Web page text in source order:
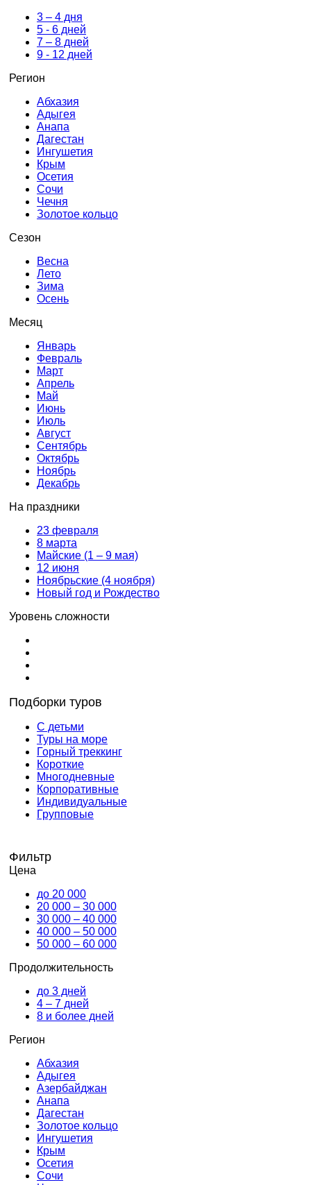
3 – 4 дня
5 - 6 дней
7 – 8 дней
9 - 12 дней
Регион
Абхазия
Адыгея
Анапа
Дагестан
Ингушетия
Крым
Осетия
Сочи
Чечня
Золотое кольцо
Сезон
Весна
Лето
Зима
Осень
Месяц
Январь
Февраль
Март
Апрель
Май
Июнь
Июль
Август
Сентябрь
Октябрь
Ноябрь
Декабрь
На праздники
23 февраля
8 марта
Майские (1 – 9 мая)
12 июня
Ноябрьские (4 ноября)
Новый год и Рождество
Уровень сложности
Подборки туров
С детьми
Туры на море
Горный треккинг
Короткие
Многодневные
Корпоративные
Индивидуальные
Групповые
Фильтр
Цена
до 20 000
20 000 – 30 000
30 000 – 40 000
40 000 – 50 000
50 000 – 60 000
Продолжительность
до 3 дней
4 – 7 дней
8 и более дней
Регион
Абхазия
Адыгея
Азербайджан
Анапа
Дагестан
Золотое кольцо
Ингушетия
Крым
Осетия
Сочи